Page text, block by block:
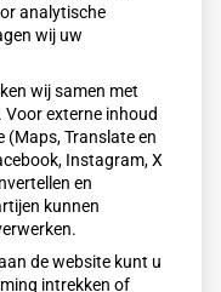
extra druk op
vooral meer
valpartijen. Veel
In
of oranje vanwege
analytische
wij uw
wij samen met
externe inhoud
(Maps, Translate en
Instagram, X
en
kunnen
de website kunt u
intrekken of